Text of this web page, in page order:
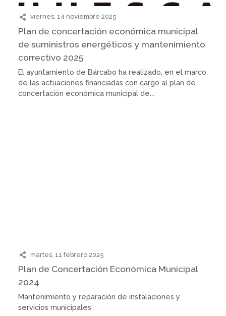
viernes, 14 noviembre 2025
Plan de concertación económica municipal
de suministros energéticos y mantenimiento
correctivo 2025
El ayuntamiento de Bárcabo ha realizado, en el marco
de las actuaciones financiadas con cargo al plan de
concertación económica municipal de...
martes, 11 febrero 2025
Plan de Concertación Económica Municipal
2024
Mantenimiento y reparación de instalaciones y
servicios municipales